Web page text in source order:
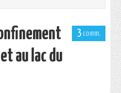
ULTRA 3
au lac du